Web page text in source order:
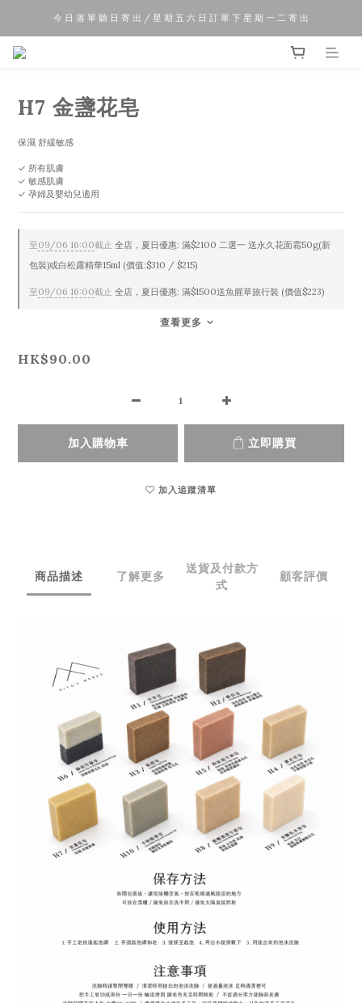
夏 日 優 惠 正 式 開 始!!
今 日 落 單 聽 日 寄 出 / 星 期 五 六 日 訂 單 下 星 期 一 二 寄 出
H7 金盞花皂
保濕 舒緩敏感
✓ 所有肌膚
✓ 敏感肌膚
✓ 孕婦及嬰幼兒適用
至09/06 16:00截止 全店，夏日優惠: 滿$2100 二選一 送永久花面霜50g(新
包裝)或白松露精華15ml (價值:$310 / $215)
至09/06 16:00截止 全店，夏日優惠: 滿$1500送魚腥草旅行裝 (價值$223)
查看更多
HK$90.00
加入購物車 立即購買
加入追蹤清單
商品描述 了解更多
送貨及付款方
式
顧客評價